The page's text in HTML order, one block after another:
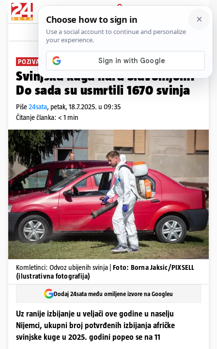
PRIJAVA
News Komentari
POZIVAJU NA OPREZ
Svinjska kuga hara Slavonijom:
Do sada su usmrtili 1670 svinja
Piše24sata, petak, 18.7.2025. u 09:35
Čitanje članka: < 1 min
Komletinci: Odvoz ubijenih svinja | Foto: Borna Jaksic/PIXSELL
(ilustrativna fotografija)
Dodaj 24sata među omiljene izvore na Googleu
Uz ranije izbijanje u veljači ove godine u naselju
Nijemci, ukupni broj potvrđenih izbijanja afričke
svinjske kuge u 2025. godini popeo se na 11